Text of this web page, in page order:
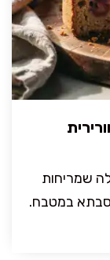
שמריחות
סבתא במטבח.